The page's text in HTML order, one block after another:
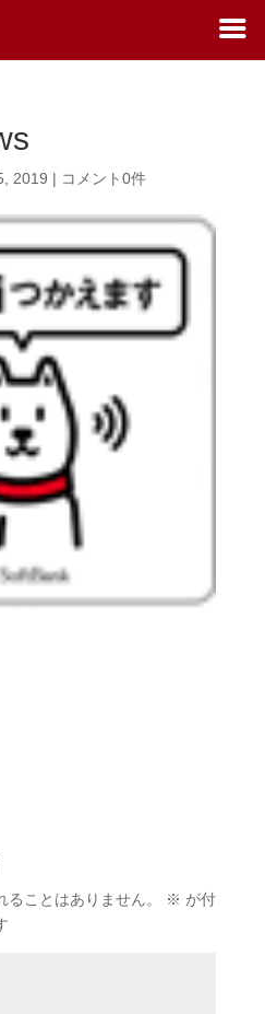
2019 | コメント0件
ことはありません。 ※ が付